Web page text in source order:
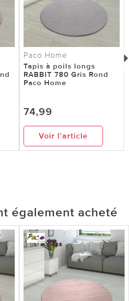
Paco Home
Tapis à poils longs
RABBIT 780 Gris Rond
Paco Home
74,99
Voir l’article
également acheté